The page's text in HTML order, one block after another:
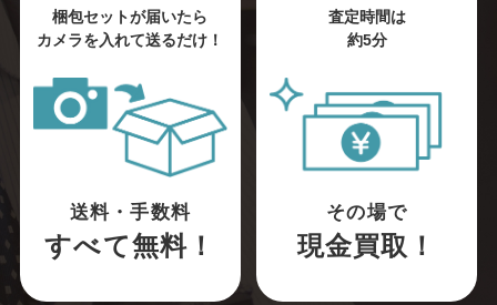
梱包セットが届いたら
カメラを入れて送るだけ！
送料・手数料
すべて無料！
査定時間は
約5分
その場で
現金買取！